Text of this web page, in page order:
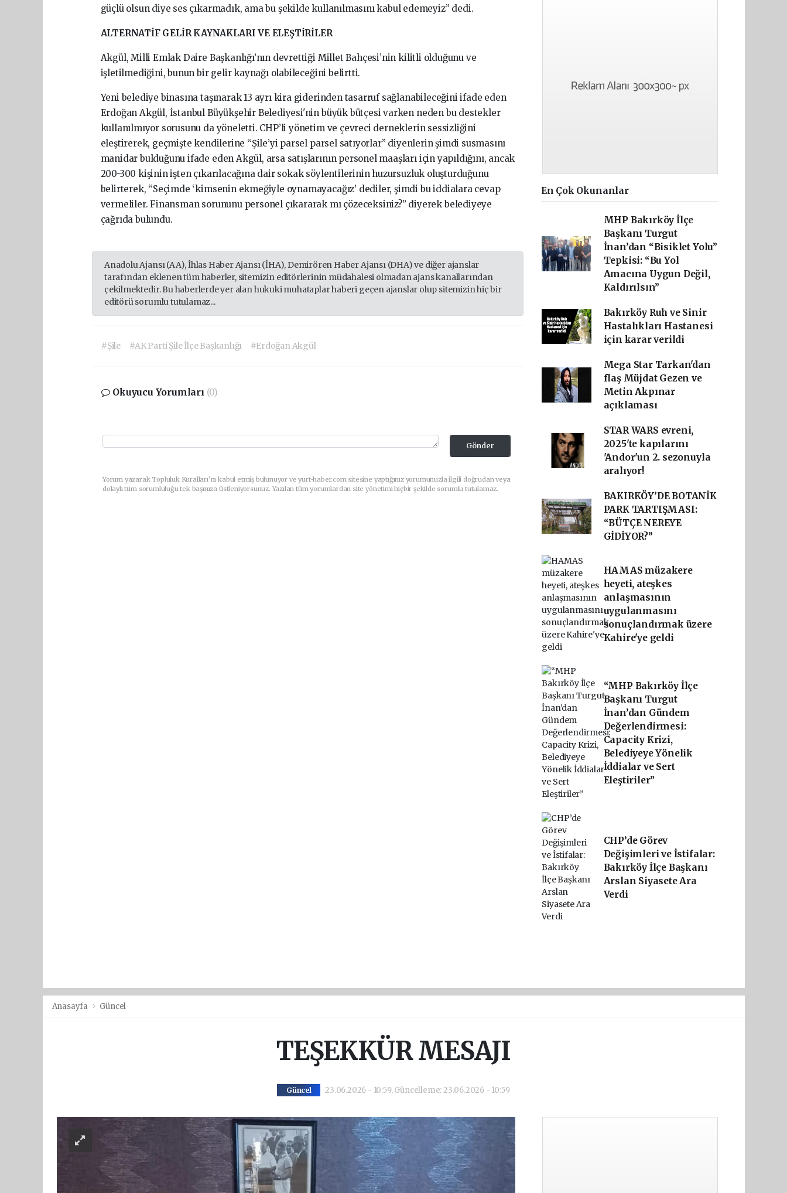
güçlü olsun diye ses çıkarmadık, ama bu şekilde kullanılmasını kabul edemeyiz” dedi.
ALTERNATİF GELİR KAYNAKLARI VE ELEŞTİRİLER
Akgül, Milli Emlak Daire Başkanlığı’nın devrettiği Millet Bahçesi’nin kilitli olduğunu ve
işletilmediğini, bunun bir gelir kaynağı olabileceğini belirtti.
Yeni belediye binasına taşınarak 13 ayrı kira giderinden tasarruf sağlanabileceğini ifade eden
Erdoğan Akgül, İstanbul Büyükşehir Belediyesi'nin büyük bütçesi varken neden bu destekler
kullanılmıyor sorusunu da yöneletti. CHP’li yönetim ve çevreci derneklerin sessizliğini
eleştirerek, geçmişte kendilerine “Şile’yi parsel parsel satıyorlar” diyenlerin şimdi susmasını
manidar bulduğunu ifade eden Akgül, arsa satışlarının personel maaşları için yapıldığını, ancak
200-300 kişinin işten çıkarılacağına dair sokak söylentilerinin huzursuzluk oluşturduğunu
belirterek, “Seçimde ‘kimsenin ekmeğiyle oynamayacağız’ dediler, şimdi bu iddialara cevap
vermeliler. Finansman sorununu personel çıkararak mı çözeceksiniz?” diyerek belediyeye
çağrıda bulundu.
Anadolu Ajansı (AA), İhlas Haber Ajansı (İHA), Demirören Haber Ajansı (DHA) ve diğer ajanslar
tarafından eklenen tüm haberler, sitemizin editörlerinin müdahalesi olmadan ajans kanallarından
çekilmektedir. Bu haberlerde yer alan hukuki muhataplar haberi geçen ajanslar olup sitemizin hiç bir
editörü sorumlu tutulamaz...
#Şile #AK Parti Şile İlçe Başkanlığı #Erdoğan Akgül
Okuyucu Yorumları (0)
Gönder
Yorum yazarak Topluluk Kuralları’nı kabul etmiş bulunuyor ve yurt-haber.com sitesine yaptığınız yorumunuzla ilgili doğrudan veya
dolaylı tüm sorumluluğu tek başınıza üstleniyorsunuz. Yazılan tüm yorumlardan site yönetimi hiçbir şekilde sorumlu tutulamaz.
En Çok Okunanlar
MHP Bakırköy İlçe
Başkanı Turgut
İnan’dan “Bisiklet Yolu”
Tepkisi: “Bu Yol
Amacına Uygun Değil,
Kaldırılsın”
Bakırköy Ruh ve Sinir
Hastalıkları Hastanesi
için karar verildi
Mega Star Tarkan'dan
flaş Müjdat Gezen ve
Metin Akpınar
açıklaması
STAR WARS evreni,
2025'te kapılarını
'Andor'un 2. sezonuyla
aralıyor!
BAKIRKÖY’DE BOTANİK
PARK TARTIŞMASI:
“BÜTÇE NEREYE
GİDİYOR?”
HAMAS müzakere
heyeti, ateşkes
anlaşmasının
uygulanmasını
sonuçlandırmak üzere
Kahire'ye geldi
“MHP Bakırköy İlçe
Başkanı Turgut
İnan’dan Gündem
Değerlendirmesi:
Capacity Krizi,
Belediyeye Yönelik
İddialar ve Sert
Eleştiriler”
CHP’de Görev
Değişimleri ve İstifalar:
Bakırköy İlçe Başkanı
Arslan Siyasete Ara
Verdi
Anasayfa Güncel
TEŞEKKÜR MESAJI
Güncel 23.06.2026 - 10:59, Güncelleme: 23.06.2026 - 10:59